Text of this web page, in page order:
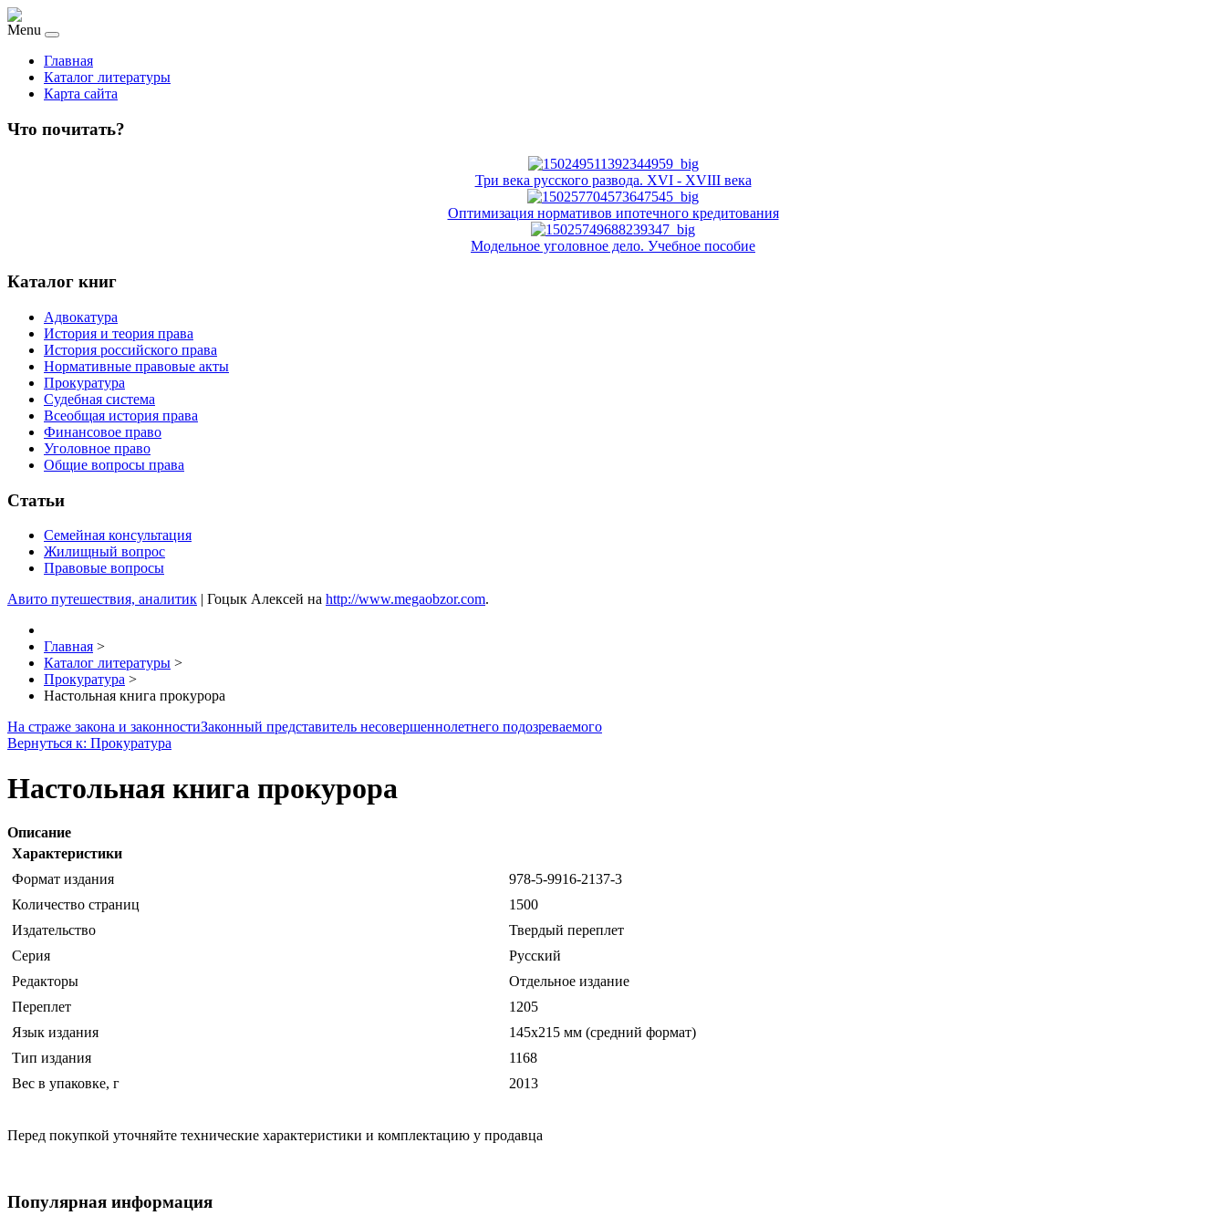
Menu
Главная
Каталог литературы
Карта сайта
Что почитать?
Три века русского развода. XVI - XVIII века
Оптимизация нормативов ипотечного кредитования
Модельное уголовное дело. Учебное пособие
Каталог книг
Адвокатура
История и теория права
История российского права
Нормативные правовые акты
Прокуратура
Судебная система
Всеобщая история права
Финансовое право
Уголовное право
Общие вопросы права
Статьи
Семейная консультация
Жилищный вопрос
Правовые вопросы
Авито путешествия, аналитик | Гоцык Алексей на http://www.megaobzor.com.
Главная >
Каталог литературы >
Прокуратура >
Настольная книга прокурора
На страже закона и законностиЗаконный представитель несовершеннолетнего подозреваемого
Вернуться к: Прокуратура
Настольная книга прокурора
Описание
Характеристики
Формат издания
978-5-9916-2137-3
Количество страниц
1500
Издательство
Твердый переплет
Серия
Русский
Редакторы
Отдельное издание
Переплет
1205
Язык издания
145х215 мм (средний формат)
Тип издания
1168
Вес в упаковке, г
2013
Перед покупкой уточняйте технические характеристики и комплектацию у продавца
Популярная информация